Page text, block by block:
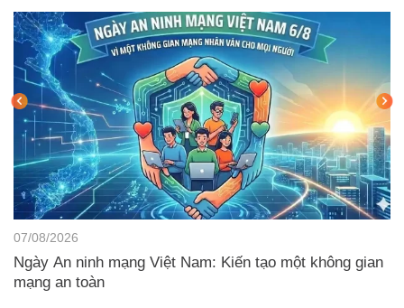
07/08/2026
Ngày An ninh mạng Việt Nam: Kiến tạo một không gian
mạng an toàn